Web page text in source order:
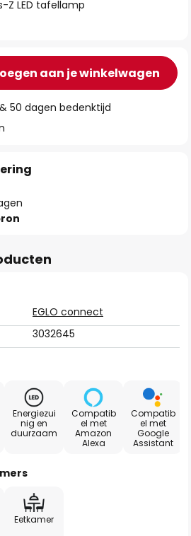
Z LED tafellamp
aan je winkelwagen
50 dagen bedenktijd
EGLO connect
3032645
Energiezui
nig en
duurzaam
Compatib
el met
Amazon
Alexa
Compatib
el met
Google
Assistant
Eetkamer